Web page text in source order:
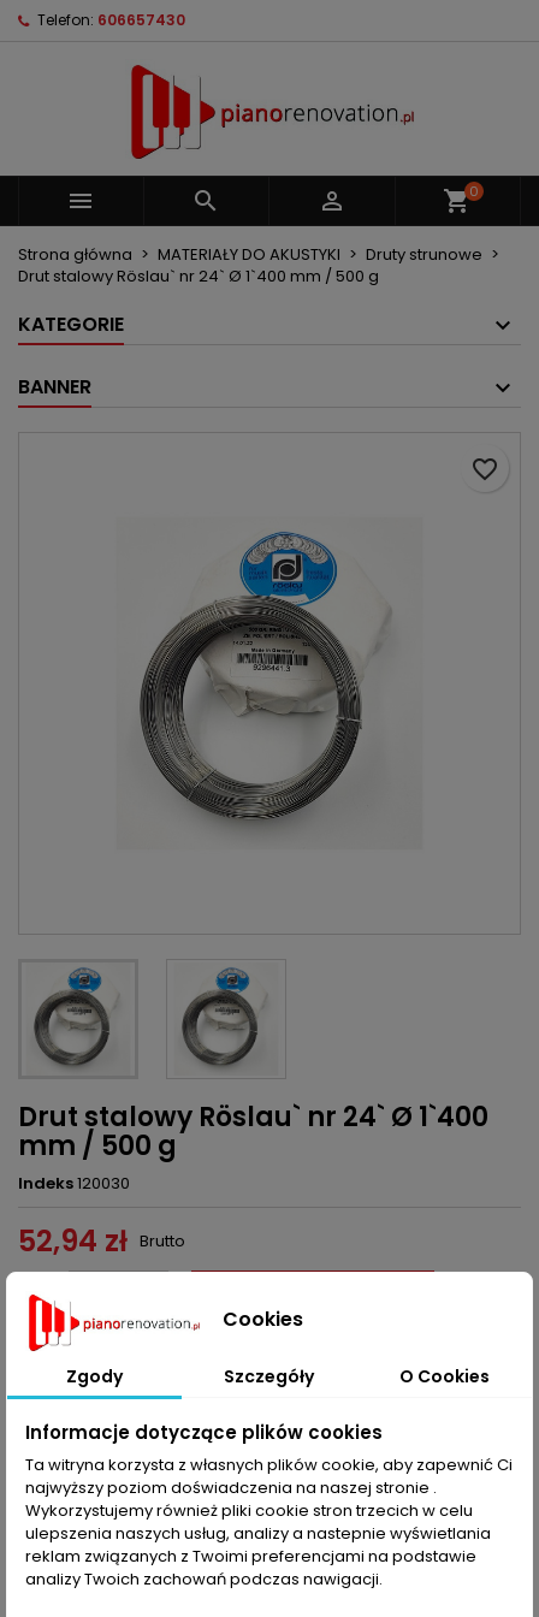
Telefon: 606657430
   shopping_cart0
Strona główna MATERIAŁY DO AKUSTYKI
Druty strunowe
Drut stalowy Röslau` nr 24` Ø 1`400 mm / 500 g
KATEGORIE
BANNER
favorite_border
Drut stalowy Röslau` nr 24` Ø 1`400
mm / 500 g
Indeks120030
52,94 zł Brutto
Ilość
Ostatnie sztuki w magazynie
Udostępnij
OPIS SZCZEGÓŁY PRODUKTU
Drut stalowy Roslau, nr 24 Ø 1,400 mm / 500 g, ok. 41,4 mb drutu
na szpuli, wytrzymałość na rozciąganie 206 kg/mm2, przekrój
drutu 1,4310 mm2
Utwórz nową listę
Nazwa listy życzeń
Musisz być zalogowany by zapisać produkty na
swojej liście życzeń.
Anuluj Zaloguj się
Cookies
Zgody Szczegóły O Cookies
Informacje dotyczące plików cookies
Ta witryna korzysta z własnych plików cookie, aby zapewnić Ci
najwyższy poziom doświadczenia na naszej stronie .
Wykorzystujemy również pliki cookie stron trzecich w celu
ulepszenia naszych usług, analizy a nastepnie wyświetlania
reklam związanych z Twoimi preferencjami na podstawie
analizy Twoich zachowań podczas nawigacji.